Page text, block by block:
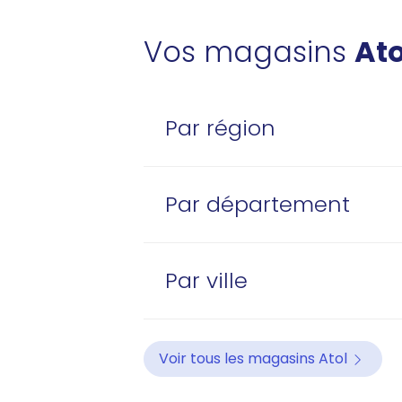
Vos magasins
Par région
Par département
Par ville
Voir tous les magasins Atol